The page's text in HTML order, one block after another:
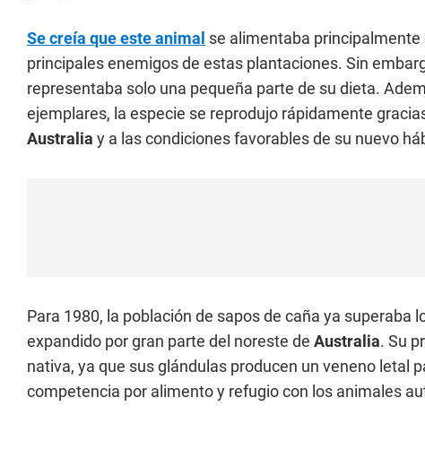
Se creía que este animal se alimentaba principalmente
principales enemigos de estas plantaciones. Sin
representaba solo una pequeña parte de su dieta.
ejemplares, la especie se reprodujo rápidamente
Australia y a las condiciones favorables de su nuevo
Para 1980, la población de sapos de caña ya superaba
expandido por gran parte del noreste de Australia. Su
nativa, ya que sus glándulas producen un veneno letal
competencia por alimento y refugio con los animales